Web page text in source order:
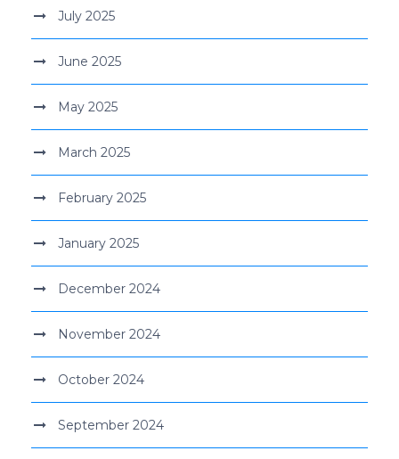
July 2025
June 2025
May 2025
March 2025
February 2025
January 2025
December 2024
November 2024
October 2024
September 2024